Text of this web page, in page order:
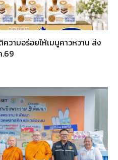
ามอร่อยให้เมนูคาวหวาน ส่ง
.69